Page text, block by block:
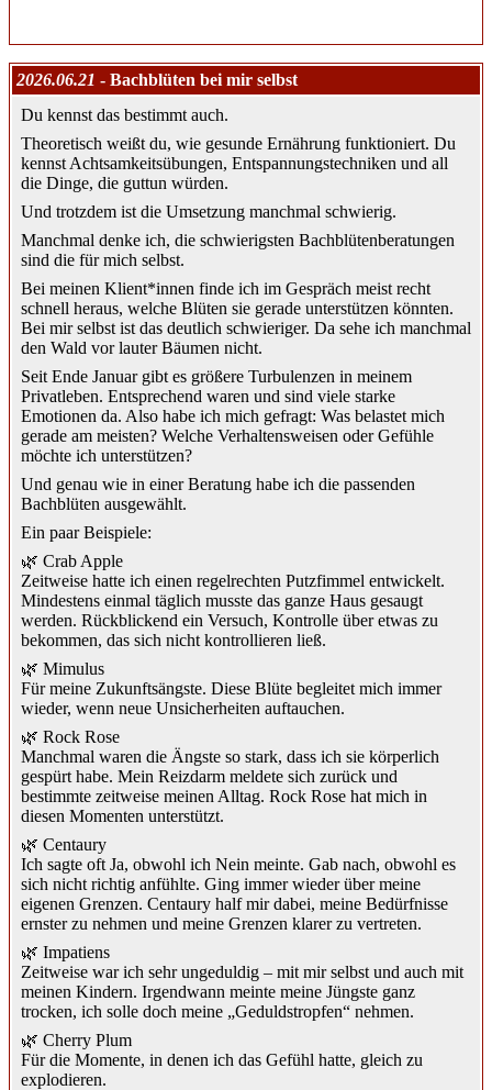
2026.06.21 - Bachblüten bei mir selbst
Du kennst das bestimmt auch.
Theoretisch weißt du, wie gesunde Ernährung funktioniert. Du
kennst Achtsamkeitsübungen, Entspannungstechniken und all
die Dinge, die guttun würden.
Und trotzdem ist die Umsetzung manchmal schwierig.
Manchmal denke ich, die schwierigsten Bachblütenberatungen
sind die für mich selbst.
Bei meinen Klient*innen finde ich im Gespräch meist recht
schnell heraus, welche Blüten sie gerade unterstützen könnten.
Bei mir selbst ist das deutlich schwieriger. Da sehe ich manchmal
den Wald vor lauter Bäumen nicht.
Seit Ende Januar gibt es größere Turbulenzen in meinem
Privatleben. Entsprechend waren und sind viele starke
Emotionen da. Also habe ich mich gefragt: Was belastet mich
gerade am meisten? Welche Verhaltensweisen oder Gefühle
möchte ich unterstützen?
Und genau wie in einer Beratung habe ich die passenden
Bachblüten ausgewählt.
Ein paar Beispiele:
🌿 Crab Apple
Zeitweise hatte ich einen regelrechten Putzfimmel entwickelt.
Mindestens einmal täglich musste das ganze Haus gesaugt
werden. Rückblickend ein Versuch, Kontrolle über etwas zu
bekommen, das sich nicht kontrollieren ließ.
🌿 Mimulus
Für meine Zukunftsängste. Diese Blüte begleitet mich immer
wieder, wenn neue Unsicherheiten auftauchen.
🌿 Rock Rose
Manchmal waren die Ängste so stark, dass ich sie körperlich
gespürt habe. Mein Reizdarm meldete sich zurück und
bestimmte zeitweise meinen Alltag. Rock Rose hat mich in
diesen Momenten unterstützt.
🌿 Centaury
Ich sagte oft Ja, obwohl ich Nein meinte. Gab nach, obwohl es
sich nicht richtig anfühlte. Ging immer wieder über meine
eigenen Grenzen. Centaury half mir dabei, meine Bedürfnisse
ernster zu nehmen und meine Grenzen klarer zu vertreten.
🌿 Impatiens
Zeitweise war ich sehr ungeduldig – mit mir selbst und auch mit
meinen Kindern. Irgendwann meinte meine Jüngste ganz
trocken, ich solle doch meine „Geduldstropfen“ nehmen.
🌿 Cherry Plum
Für die Momente, in denen ich das Gefühl hatte, gleich zu
explodieren.